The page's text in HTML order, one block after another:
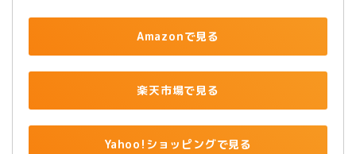
Amazonで見る
楽天市場で見る
Yahoo!ショッピングで見る